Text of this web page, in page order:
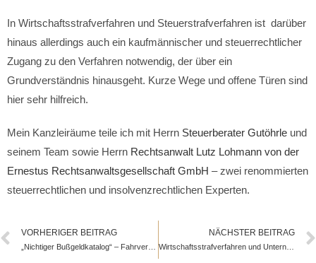
In Wirtschaftsstrafverfahren und Steuerstrafverfahren ist darüber
hinaus allerdings auch ein kaufmännischer und steuerrechtlicher
Zugang zu den Verfahren notwendig, der über ein
Grundverständnis hinausgeht. Kurze Wege und offene Türen sind
hier sehr hilfreich.
Mein Kanzleiräume teile ich mit Herrn Steuerberater Gutöhrle und
seinem Team sowie Herrn Rechtsanwalt Lutz Lohmann von der
Ernestus Rechtsanwaltsgesellschaft GmbH – zwei renommierten
steuerrechtlichen und insolvenzrechtlichen Experten.
VORHERIGER BEITRAG NÄCHSTER BEITRAG
Wirtschaftsstrafverfahren und Unternehmensstrafrecht